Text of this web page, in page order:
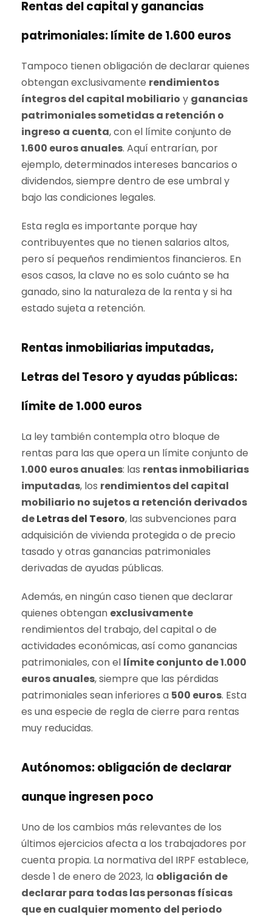
Rentas del capital y ganancias
patrimoniales: límite de 1.600 euros
Tampoco tienen obligación de declarar quienes
obtengan exclusivamente rendimientos
íntegros del capital mobiliario y ganancias
patrimoniales sometidas a retención o
ingreso a cuenta, con el límite conjunto de
1.600 euros anuales. Aquí entrarían, por
ejemplo, determinados intereses bancarios o
dividendos, siempre dentro de ese umbral y
bajo las condiciones legales.
Esta regla es importante porque hay
contribuyentes que no tienen salarios altos,
pero sí pequeños rendimientos financieros. En
esos casos, la clave no es solo cuánto se ha
ganado, sino la naturaleza de la renta y si ha
estado sujeta a retención.
Rentas inmobiliarias imputadas,
Letras del Tesoro y ayudas públicas:
límite de 1.000 euros
La ley también contempla otro bloque de
rentas para las que opera un límite conjunto de
1.000 euros anuales: las rentas inmobiliarias
imputadas, los rendimientos del capital
mobiliario no sujetos a retención derivados
deLetras del Tesoro, las subvenciones para
adquisición de vivienda protegida o de precio
tasado y otras ganancias patrimoniales
derivadas de ayudas públicas.
Además, en ningún caso tienen que declarar
quienes obtengan exclusivamente
rendimientos del trabajo, del capital o de
actividades económicas, así como ganancias
patrimoniales, con el límite conjunto de 1.000
euros anuales, siempre que las pérdidas
patrimoniales sean inferiores a 500 euros. Esta
es una especie de regla de cierre para rentas
muy reducidas.
Autónomos: obligación de declarar
aunque ingresen poco
Uno de los cambios más relevantes de los
últimos ejercicios afecta a los trabajadores por
cuenta propia. La normativa del IRPF establece,
desde 1 de enero de 2023, la obligación de
declarar para todas las personas físicas
que en cualquier momento del periodo